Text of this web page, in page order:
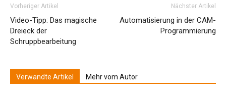
Vorheriger Artikel
Video-Tipp: Das magische
Dreieck der
Schruppbearbeitung
Nächster Artikel
Automatisierung in der CAM-
Programmierung
Verwandte Artikel Mehr vom Autor